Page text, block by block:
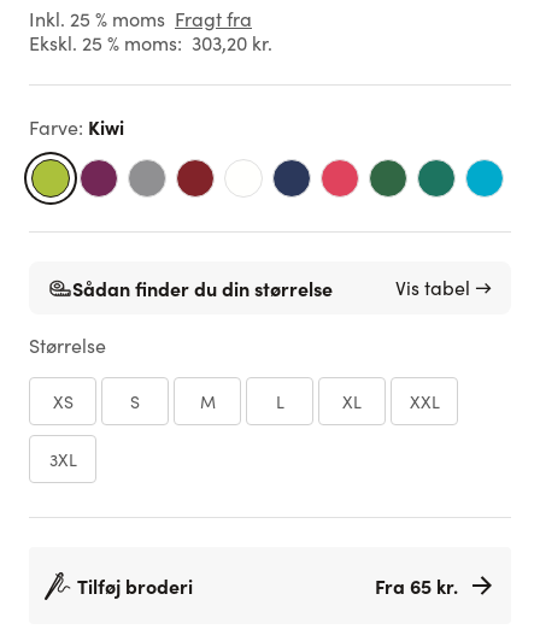
Inkl. 25 % moms Fragt fra
Ekskl. 25 % moms: 303,20 kr.
Farve: Kiwi
Sådan finder du din størrelse Vis tabel →
Størrelse
XS S M L XL XXL
3XL
Tilføj broderi Fra 65 kr.